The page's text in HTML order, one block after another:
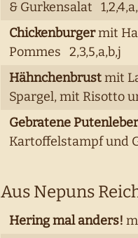
& Gurkensalat
Chickenburgermit
Pommes 2,3,5,a,b,j
Hähnchenbrustmit
Spargel, mit Risotto
Gebratene Putenleber
Kartoffelstampf und
Aus Nepuns
Hering mal anders!